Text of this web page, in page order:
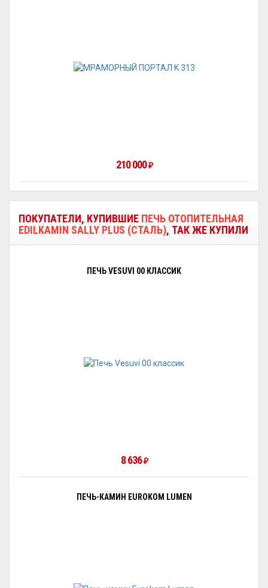
210 000₽
ПОКУПАТЕЛИ, КУПИВШИЕ ПЕЧЬ ОТОПИТЕЛЬНАЯ
EDILKAMIN SALLY PLUS (СТАЛЬ), ТАК ЖЕ КУПИЛИ
ПЕЧЬ VESUVI 00 КЛАССИК
8 636₽
ПЕЧЬ-КАМИН EUROKOM LUMEN